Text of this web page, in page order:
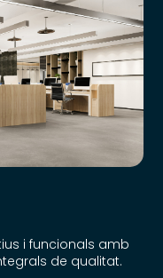
i funcionals amb
de qualitat.